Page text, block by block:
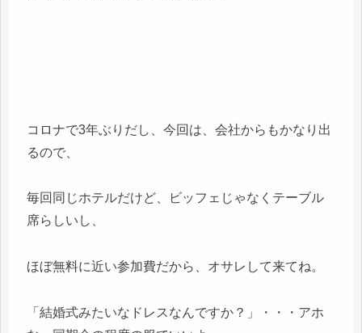
コロナで3年ぶりだし、今回は、会社からもかなり出
るので、
毎回同じホテルだけど、ビッフェじゃなくテーブル
席らしいし、
ほぼ無料に近い参加費だから、オサレして来てね。
「結婚式みたいなドレスなんですか？」・・・アホ